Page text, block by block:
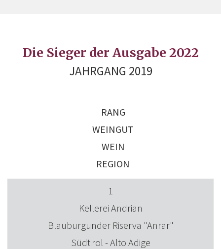
Die Sieger der Ausgabe 2022
JAHRGANG 2019
RANG
WEINGUT
WEIN
REGION
1
Kellerei Andrian
Blauburgunder Riserva "Anrar"
Südtirol - Alto Adige